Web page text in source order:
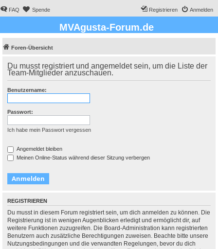
FAQ Spende Anmelden
Registrieren
MVAgusta-Forum.de
Foren-Übersicht
Du musst registriert und angemeldet sein, um die Liste der
Team-Mitglieder anzuschauen.
Benutzername:
Passwort:
Ich habe mein Passwort vergessen
Angemeldet bleiben
Meinen Online-Status während dieser Sitzung verbergen
REGISTRIEREN
Du musst in diesem Forum registriert sein, um dich anmelden zu können. Die
Registrierung ist in wenigen Augenblicken erledigt und ermöglicht dir, auf
weitere Funktionen zuzugreifen. Die Board-Administration kann registrierten
Benutzern auch zusätzliche Berechtigungen zuweisen. Beachte bitte unsere
Nutzungsbedingungen und die verwandten Regelungen, bevor du dich